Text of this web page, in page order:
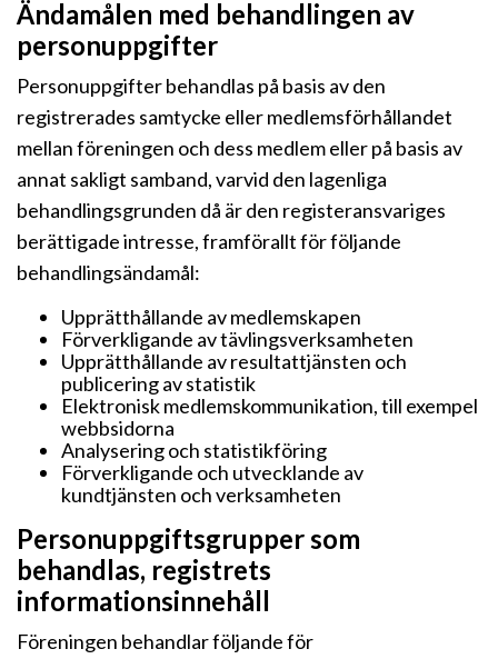
Ändamålen med behandlingen av
personuppgifter
Personuppgifter behandlas på basis av den
registrerades samtycke eller medlemsförhållandet
mellan föreningen och dess medlem eller på basis av
annat sakligt samband, varvid den lagenliga
behandlingsgrunden då är den registeransvariges
berättigade intresse, framförallt för följande
behandlingsändamål:
Upprätthållande av medlemskapen
Förverkligande av tävlingsverksamheten
Upprätthållande av resultattjänsten och
publicering av statistik
Elektronisk medlemskommunikation, till exempel
webbsidorna
Analysering och statistikföring
Förverkligande och utvecklande av
kundtjänsten och verksamheten
Personuppgiftsgrupper som
behandlas, registrets
informationsinnehåll
Föreningen behandlar följande för